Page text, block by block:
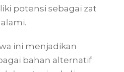
potensi sebagai zat
ini menjadikan
bahan alternatif